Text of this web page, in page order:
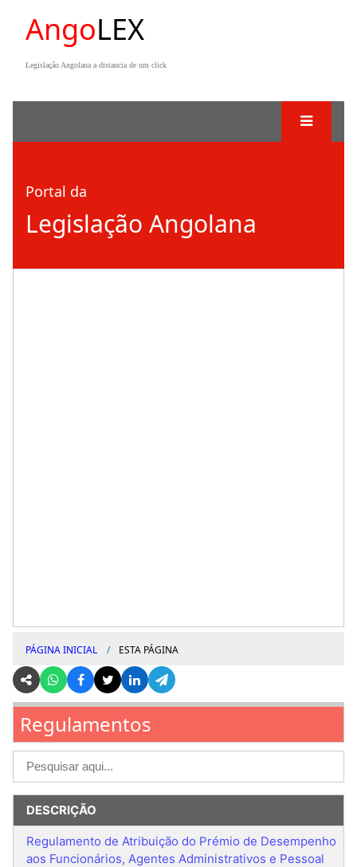
AngoLEX
Legislação Angolana a distancia de um click
Portal da
Legislação Angolana
PÁGINA INICIAL ESTA PÁGINA
Regulamentos
DESCRIÇÃO
Regulamento de Atribuição do Prémio de Desempenho
aos Funcionários, Agentes Administrativos e Pessoal